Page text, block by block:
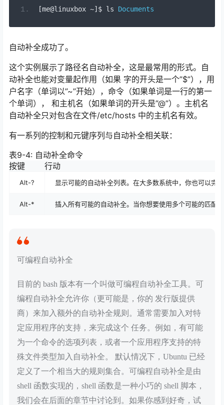
[me@linuxbox ~] $ ls Documents
自动补全成功了。
这个实例展示了路径名自动补全，这是最常用的形式。自
动补全也能对变量起作用（如果 字的开头是一个”$”），用
户名字（单词以”~”开始），命令（如果单词是一行的第一
个单词）， 和主机名（如果单词的开头是”@”）。主机名
自动补全只对包含在文件/etc/hosts 中的主机名有效。
有一系列的控制和元键序列与自动补全相关联：
表9-4: 自动补全命令
按键
行动
Alt-? 显示可能的自动补全列表。在大多数系统中，你也可以完
Alt-* 插入所有可能的自动补全。当你想要使用多个可能的匹配
可编程自动补全
目前的 bash 版本有一个叫做可编程自动补全工具。可
编程自动补全允许你（更可能是，你的 发行版提供
商）来加入额外的自动补全规则。通常需要加入对特
定应用程序的支持，来完成这个 任务。例如，有可能
为一个命令的选项列表，或者一个应用程序支持的特
殊文件类型加入自动补全。 默认情况下，Ubuntu 已经
定义了一个相当大的规则集合。可编程自动补全是由
shell 函数实现的，shell 函数是一种小巧的 shell 脚本，
我们会在后面的章节中讨论到。如果你感到好奇，试